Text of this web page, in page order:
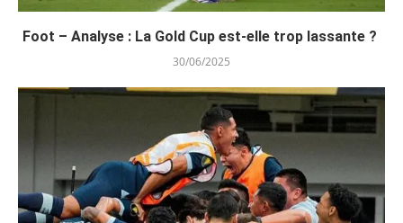
Foot – Analyse : La Gold Cup est-elle trop lassante ?
30/06/2025